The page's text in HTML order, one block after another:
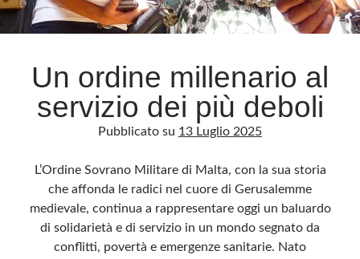
Un ordine millenario al
servizio dei più deboli
Pubblicato su 13 Luglio 2025
L’Ordine Sovrano Militare di Malta, con la sua storia
che affonda le radici nel cuore di Gerusalemme
medievale, continua a rappresentare oggi un baluardo
di solidarietà e di servizio in un mondo segnato da
conflitti, povertà e emergenze sanitarie. Nato